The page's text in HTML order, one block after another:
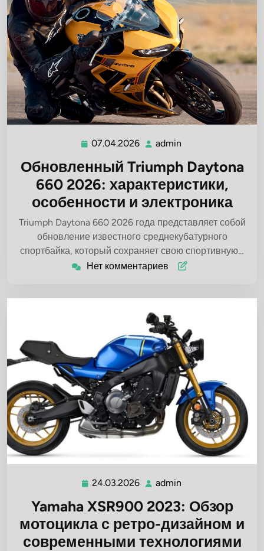
07.04.2026 07.04.2026
admin
Обновленный Triumph Daytona
660 2026: характеристики,
особенности и электроника
Triumph Daytona 660 2026 года представляет собой
обновление известного среднекубатурного
спортбайка, который сохраняет свою спортивную…
Нет комментариев
24.03.2026 24.03.2026
admin
Yamaha XSR900 2023: Обзор
мотоцикла с ретро-дизайном и
современными технологиями